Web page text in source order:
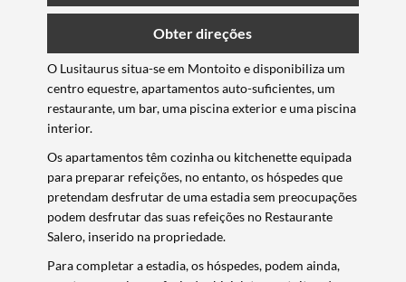
Obter direções
O Lusitaurus situa-se em Montoito e disponibiliza um
centro equestre, apartamentos auto-suficientes, um
restaurante, um bar, uma piscina exterior e uma piscina
interior.
Os apartamentos têm cozinha ou kitchenette equipada
para preparar refeições, no entanto, os hóspedes que
pretendam desfrutar de uma estadia sem preocupações
podem desfrutar das suas refeições no Restaurante
Salero, inserido na propriedade.
Para completar a estadia, os hóspedes, podem ainda,